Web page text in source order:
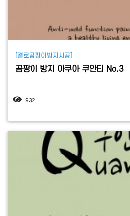
[결로곰팡이방지시공]
곰팡이 방지 아쿠아 쿠안티 No.3
932